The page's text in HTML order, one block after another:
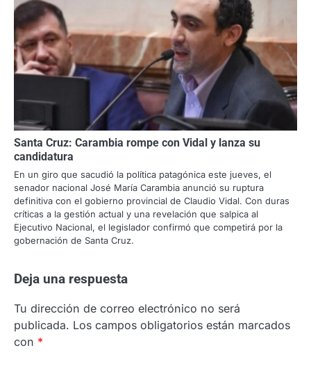
Santa Cruz: Carambia rompe con Vidal y lanza su
candidatura
En un giro que sacudió la política patagónica este jueves, el
senador nacional José María Carambia anunció su ruptura
definitiva con el gobierno provincial de Claudio Vidal. Con duras
críticas a la gestión actual y una revelación que salpica al
Ejecutivo Nacional, el legislador confirmó que competirá por la
gobernación de Santa Cruz.
Deja una respuesta
Tu dirección de correo electrónico no será
publicada. Los campos obligatorios están marcados
con *